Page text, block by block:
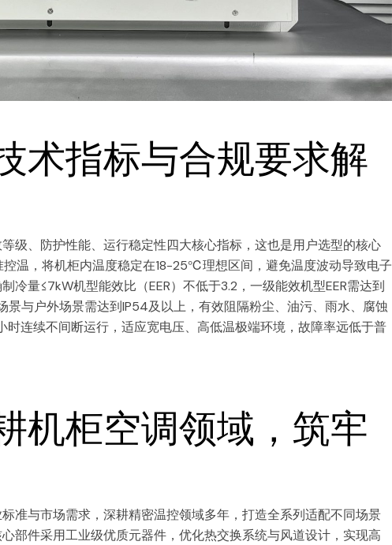
术指标与合规要求解
级、防护性能、运行稳定性四大核心指标，这也是用户选型的核心
温，将机柜内温度稳定在18-25℃理想区间，避免温度波动导致电子
冷量≤7kW机型能效比（EER）不低于3.2，一级能效机型EER需达到
与户外场景需达到IP54及以上，有效阻隔粉尘、油污、雨水、腐蚀
连续不间断运行，适应宽电压、高低温极端环境，故障率远低于普
机柜空调领域，筑牢
准与市场需求，深耕精密温控领域多年，打造全系列适配不同场景
部件采用工业级优质元器件，优化热交换系统与风道设计，实现高